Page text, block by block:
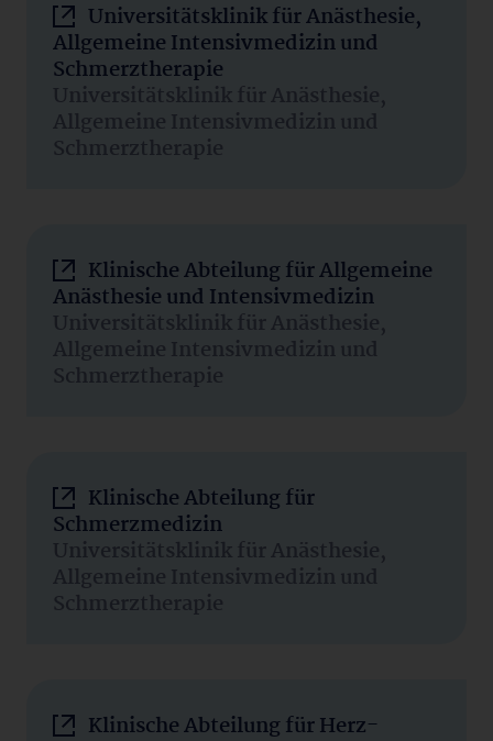
Universitätsklinik für Anästhesie,
Allgemeine Intensivmedizin und
Schmerztherapie
Universitätsklinik für Anästhesie,
Allgemeine Intensivmedizin und
Schmerztherapie
Klinische Abteilung für Allgemeine
Anästhesie und Intensivmedizin
Universitätsklinik für Anästhesie,
Allgemeine Intensivmedizin und
Schmerztherapie
Klinische Abteilung für
Schmerzmedizin
Universitätsklinik für Anästhesie,
Allgemeine Intensivmedizin und
Schmerztherapie
Klinische Abteilung für Herz-